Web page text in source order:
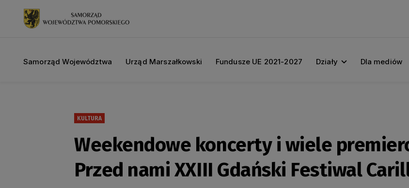
Samorząd Województwa Urząd Marszałkowski Fundusze UE 2021-2027 Działy Dla mediów
KULTURA
Weekendowe koncerty i wiele
Przed nami XXIII Gdański Festiwal